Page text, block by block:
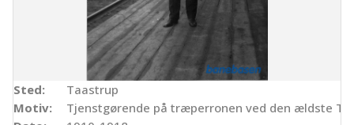
Sted:
Taastrup
Motiv:
Tjenstgørende på træperronen ved den ældste